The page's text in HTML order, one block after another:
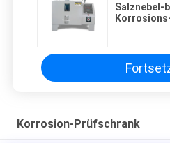
Salznebel-
Korrosion-Prüfschrank